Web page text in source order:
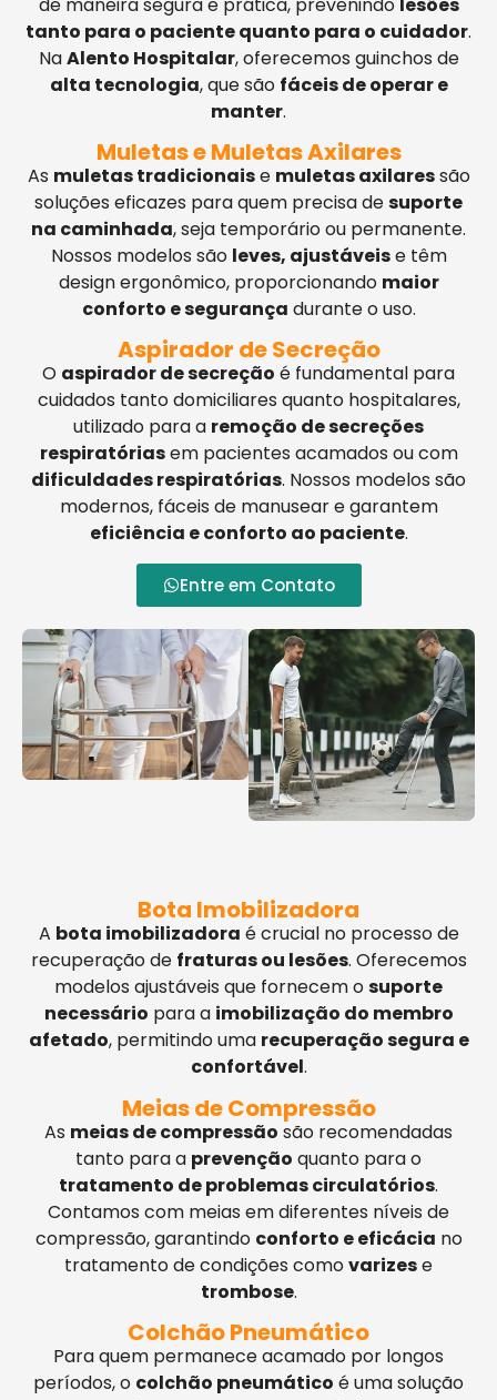
tanto para o paciente quanto para o cuidador.
NaAlento Hospitalar, oferecemos guinchos de
alta tecnologia, que são fáceis de operar e
manter.
Muletas e Muletas Axilares
As muletas tradicionaise muletas axilaressão
soluções eficazes para quem precisa desuporte
na caminhada, seja temporário ou permanente.
Nossos modelos são leves, ajustáveise têm
design ergonômico, proporcionando maior
conforto e segurança durante o uso.
Aspirador de Secreção
O aspirador de secreção é fundamental para
cuidados tanto domiciliares quanto hospitalares,
utilizado para a remoção de secreções
respiratóriasem pacientes acamados ou com
dificuldades respiratórias. Nossos modelos são
modernos, fáceis de manusear e garantem
eficiência e conforto ao paciente.
Entre em Contato
Bota Imobilizadora
A bota imobilizadora é crucial no processo de
recuperação de fraturas ou lesões. Oferecemos
modelos ajustáveis que fornecem osuporte
necessário para a imobilização do membro
afetado, permitindo uma recuperação segura e
confortável.
Meias de Compressão
As meias de compressão são recomendadas
tanto para a prevenção quanto para o
tratamento de problemas circulatórios.
Contamos com meias em diferentes níveis de
compressão, garantindo conforto e eficácia no
tratamento de condições comovarizese
trombose.
Colchão Pneumático
Para quem permanece acamado por longos
períodos, o colchão pneumático é uma solução